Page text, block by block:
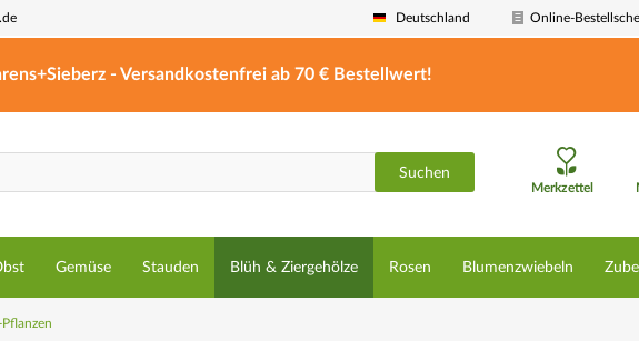
Deutschland Online-
- Versandkostenfrei ab 70 € Bestellwert!
Suchen
Merkzettel
Gemüse Stauden Blüh & Ziergehölze Rosen Blumenzwiebeln